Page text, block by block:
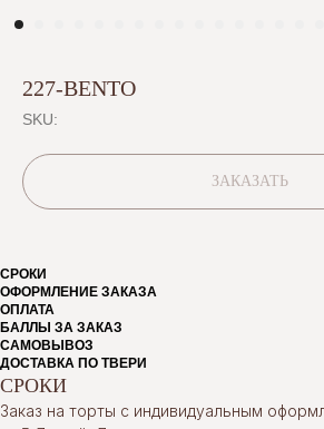
227-BENTO
SKU:
ЗАКАЗАТЬ
СРОКИ
ОФОРМЛЕНИЕ ЗАКАЗА
ОПЛАТА
БАЛЛЫ ЗА ЗАКАЗ
САМОВЫВОЗ
ДОСТАВКА ПО ТВЕРИ
СРОКИ
Заказ на торты с индивидуальным